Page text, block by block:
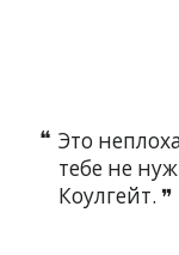
Это
тебе не
Коулгейт.